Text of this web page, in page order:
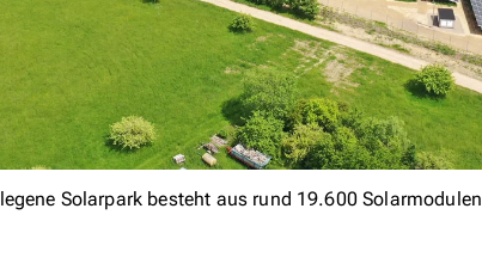
Solarpark besteht aus rund 19.600